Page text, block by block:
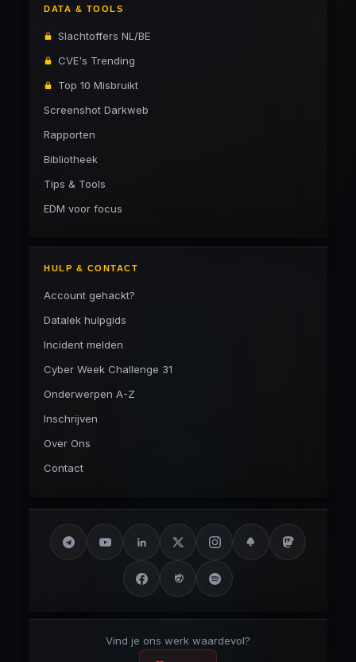
DATA & TOOLS
Slachtoffers NL/BE
CVE's Trending
Top 10 Misbruikt
Screenshot Darkweb
Rapporten
Bibliotheek
Tips & Tools
EDM voor focus
HULP & CONTACT
Account gehackt?
Datalek hulpgids
Incident melden
Cyber Week Challenge 31
Onderwerpen A-Z
Inschrijven
Over Ons
Contact
Vind je ons werk waardevol?